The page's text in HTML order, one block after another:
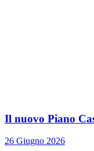
Il nuovo Piano
26 Giugno 2026